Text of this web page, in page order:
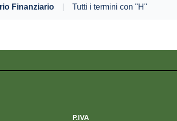
Finanziario Tutti i termini con "H"
P.IVA